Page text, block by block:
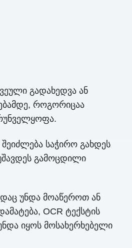
გადახედვა ან
როგორიცაა
საჭირო გახდეს
გამოცდილი
უნდა მოაწეროთ ან
OCR ტექსტის
იყოს მოსახერხებელი